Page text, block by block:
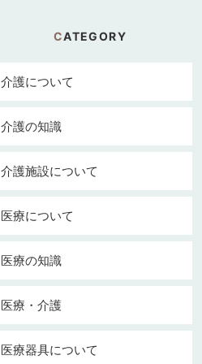
CATEGORY
介護について
介護の知識
介護施設について
医療について
医療の知識
医療・介護
医療器具について